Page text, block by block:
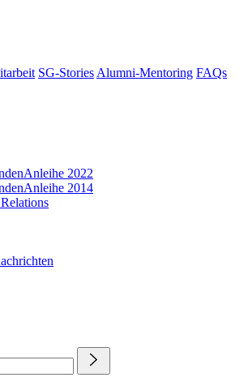
SG-Stories Alumni-Mentoring FAQs
2022
2014